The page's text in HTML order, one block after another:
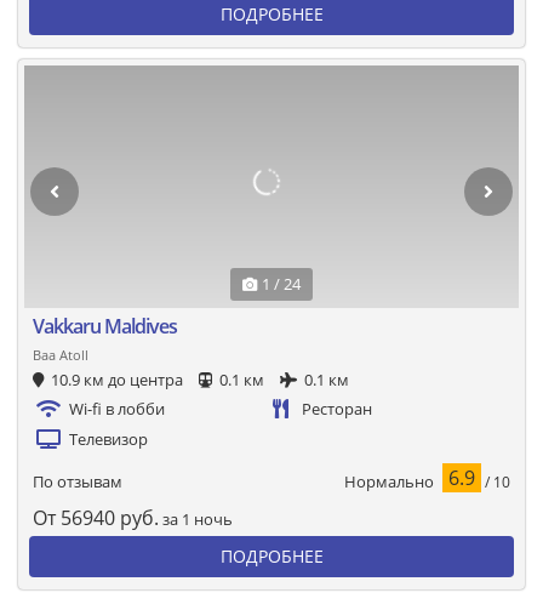
ПОДРОБНЕЕ
1 / 24
Vakkaru Maldives
Baa Atoll
10.9 км до центра 0.1 км
0.1 км
Wi-fi в лобби
Ресторан
Телевизор
По отзывам Нормально 6.9 / 10
От 56940 руб. за 1 ночь
ПОДРОБНЕЕ